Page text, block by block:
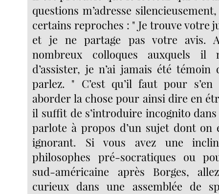
questions m’adresse
certains reproches : " Je trouve votre
et je ne partage pas votre avis. A
nombreux colloques auxquels il
d’assister, je n’ai jamais été
parlez. " C’est qu’il faut pour
aborder la chose pour ainsi dire en
il suffit de s’introduire incognito dans
parlote à propos d’un sujet dont on
ignorant. Si vous avez une
philosophes pré-socratiques ou
sud-américaine après Borges,
curieux dans une assemblée de